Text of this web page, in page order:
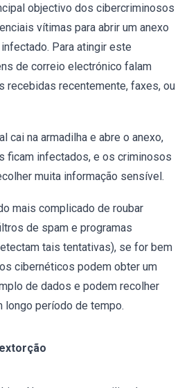
objectivo dos cibercriminosos
vítimas para abrir um anexo
Para atingir este
de correio electrónico falam
recebidas recentemente, faxes, ou
cai na armadilha e abre o anexo,
ficam infectados, e os criminosos
muita informação sensível.
mais complicado de roubar
de spam e programas
tais tentativas), se for bem
cibernéticos podem obter um
de dados e podem recolher
longo período de tempo.